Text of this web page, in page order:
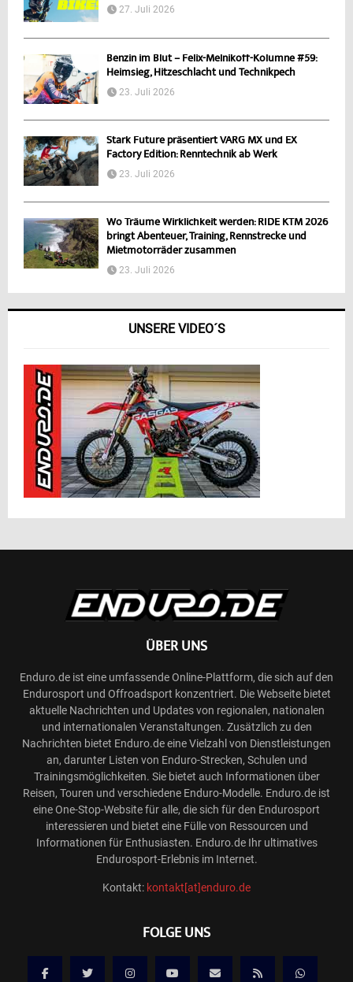
27. Juli 2026
Benzin im Blut – Felix-Melnikoff-Kolumne #59:
Heimsieg, Hitzeschlacht und Technikpech
23. Juli 2026
Stark Future präsentiert VARG MX und EX
Factory Edition: Renntechnik ab Werk
23. Juli 2026
Wo Träume Wirklichkeit werden: RIDE KTM 2026
bringt Abenteuer, Training, Rennstrecke und
Mietmotorräder zusammen
23. Juli 2026
UNSERE VIDEO´S
ÜBER UNS
Enduro.de ist eine umfassende Online-Plattform, die sich auf den
Endurosport und Offroadsport konzentriert. Die Webseite bietet
aktuelle Nachrichten und Updates von regionalen, nationalen
und internationalen Veranstaltungen. Zusätzlich zu den
Nachrichten bietet Enduro.de eine Vielzahl von Dienstleistungen
an, darunter Listen von Enduro-Strecken, Schulen und
Trainingsmöglichkeiten. Sie bietet auch Informationen über
Reisen, Touren und verschiedene Enduro-Modelle. Enduro.de ist
eine One-Stop-Website für alle, die sich für den Endurosport
interessieren und bietet eine Fülle von Ressourcen und
Informationen für Enthusiasten. Enduro.de Ihr ultimatives
Endurosport-Erlebnis im Internet.
Kontakt: kontakt[at]enduro.de
FOLGE UNS